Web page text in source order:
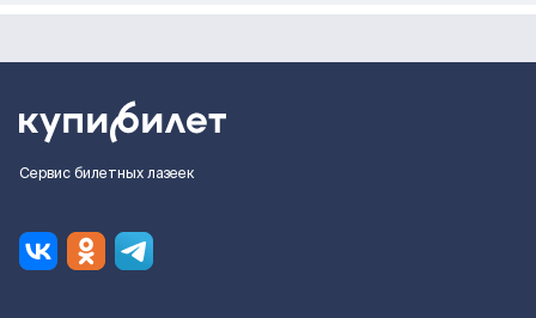
Сервис билетных лазеек